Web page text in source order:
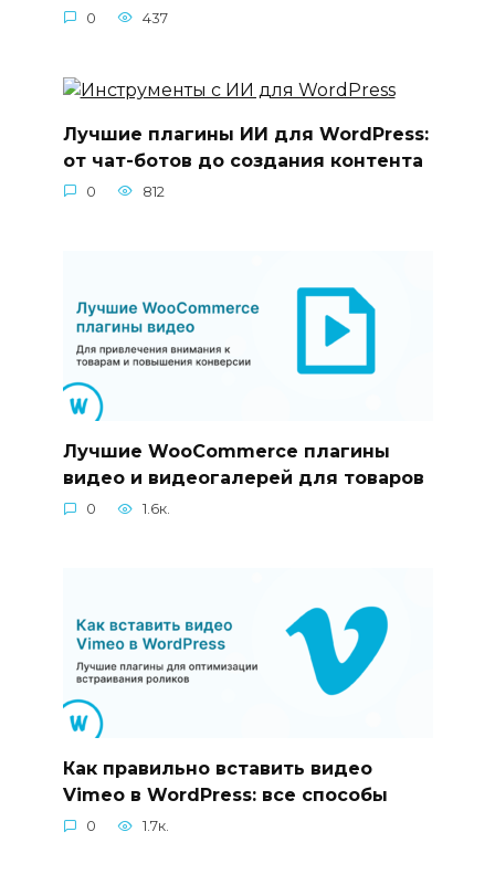
0 437
Лучшие плагины ИИ для WordPress:
от чат-ботов до создания контента
0 812
Лучшие WooCommerce плагины
видео и видеогалерей для товаров
0 1.6к.
Как правильно вставить видео
Vimeo в WordPress: все способы
0 1.7к.